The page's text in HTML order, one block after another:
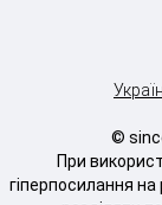
©
При
гіперпосилання